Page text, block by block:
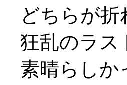
どちらが
狂乱のラス
素晴らしか